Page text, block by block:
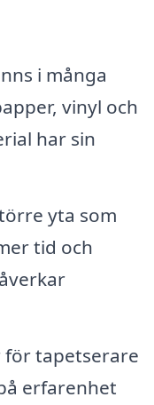
i många
vinyl och
har sin
yta som
tid och
för tapetserare
erfarenhet